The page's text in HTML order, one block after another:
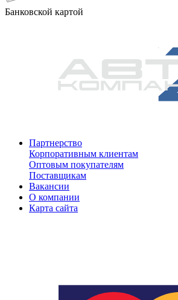
Банковской картой
Партнерство
Корпоративным клиентам
Оптовым покупателям
Поставщикам
Вакансии
О компании
Карта сайта